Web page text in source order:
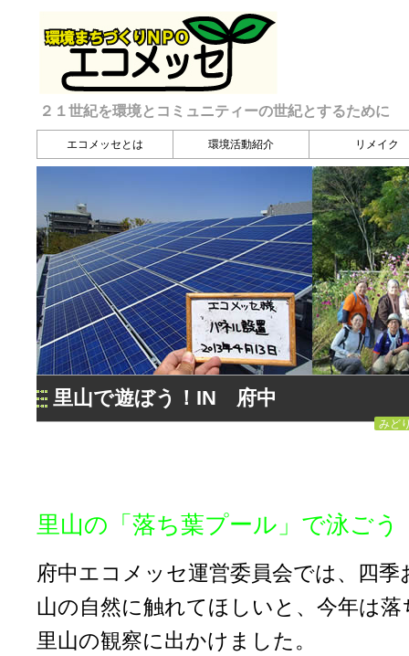
２１世紀を環境とコミュニティーの世紀とするために
エコメッセとは 環境活動紹介 リメイク
里山で遊ぼう！IN 府中
みど
里山の「落ち葉プール」で泳ごう
府中エコメッセ運営委員会では、四
山の自然に触れてほしいと、今年は落
里山の観察に出かけました。